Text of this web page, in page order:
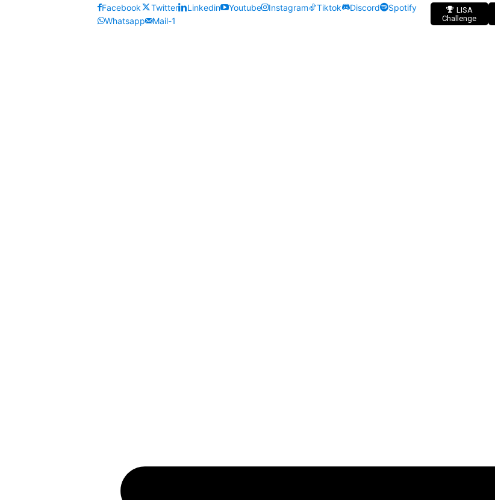
LISA
Challenge
Facebook Twitter Linkedin Youtube Instagram Tiktok Discord
Spotify
Whatsapp
Mail-1